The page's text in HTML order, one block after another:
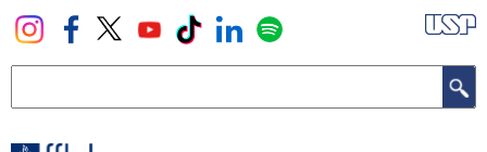
Pular
para
principal